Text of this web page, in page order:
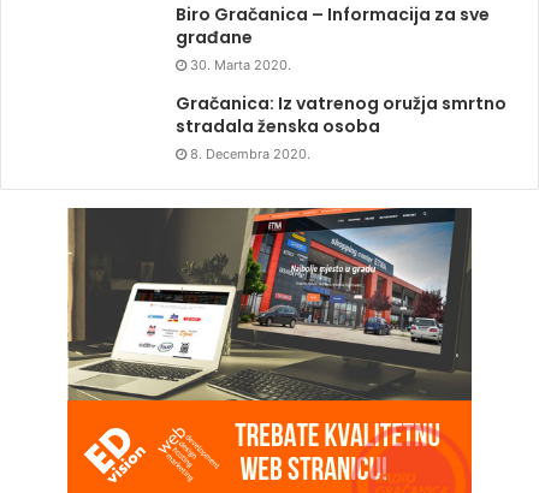
Biro Gračanica – Informacija za sve
građane
30. Marta 2020.
Gračanica: Iz vatrenog oružja smrtno
stradala ženska osoba
8. Decembra 2020.